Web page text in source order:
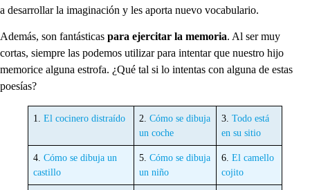
a desarrollar la imaginación y les aporta nuevo vocabulario.
Además, son fantásticas para ejercitar la memoria. Al ser muy
cortas, siempre las podemos utilizar para intentar que nuestro hijo
memorice alguna estrofa. ¿Qué tal si lo intentas con alguna de estas
poesías?
1.El cocinero distraído 2.Cómo se dibuja
un coche
3.Todo está
en su sitio
4.Cómo se dibuja un
castillo
5.Cómo se dibuja
un niño
6.El camello
cojito